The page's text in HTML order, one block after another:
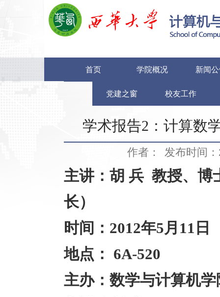
首页 学院概况 新闻
党建之窗 校友工作
学术报告2：计算数
作者： 发布时间
主讲：胡 兵 教授、博
长）
时间：2012年5月11
地点： 6A-520
主办：数学与计算机学